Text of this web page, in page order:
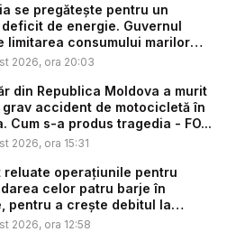
se pregătește pentru un
de energie. Guvernul
limitarea consumului marilor
2026, ora 20:03
din Republica Moldova a murit
accident de motocicletă în
Cum s-a produs tragedia - FO...
2026, ora 15:31
reluate operațiunile pentru
celor patru barje în
pentru a crește debitul la
2026, ora 12:58